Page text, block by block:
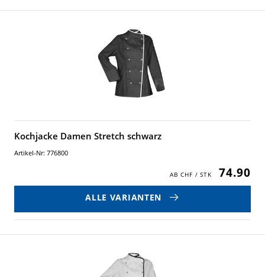
Kochjacke Damen Stretch schwarz
Artikel-Nr: 776800
74.90
ALLE VARIANTEN